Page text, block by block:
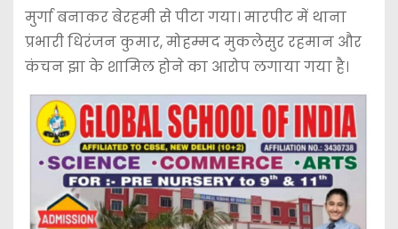
मुर्गा बनाकर बेरहमी से पीटा गया। मारपीट में थाना
प्रभारी धिरंजन कुमार, मोहम्मद मुकलेसुर रहमान और
कंचन झा के शामिल होने का आरोप लगाया गया है।